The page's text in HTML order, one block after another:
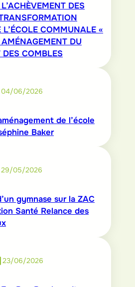
DES
L’ÉCOLE COMMUNALE «
DU
COMBLES
04/06/2026
de l’école
Baker
29/05/2026
gymnase sur la ZAC
Santé Relance des
23/06/2026